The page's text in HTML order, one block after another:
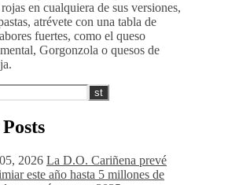
que Marida a la perfección
en cualquiera de sus versiones,
atrévete con una tabla de
fuertes, como el queso
Gorgonzola o quesos de
Posts